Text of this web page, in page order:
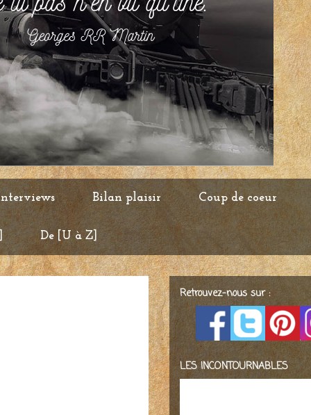
Bilan plaisir Coup de coeur
De [U à Z]
Retrouvez-nous sur :
LES INCONTOURNABLES